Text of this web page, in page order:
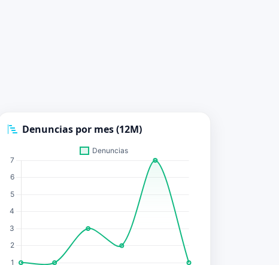
Denuncias por mes (12M)